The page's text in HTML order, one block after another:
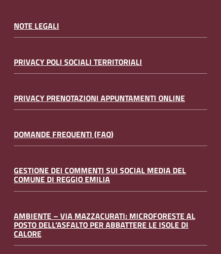
NOTE LEGALI
PRIVACY POLI SOCIALI TERRITORIALI
PRIVACY PRENOTAZIONI APPUNTAMENTI ONLINE
DOMANDE FREQUENTI (FAQ)
GESTIONE DEI COMMENTI SUI SOCIAL MEDIA DEL
COMUNE DI REGGIO EMILIA
AMBIENTE – VIA MAZZACURATI: MICROFORESTE AL
POSTO DELL’ASFALTO PER ABBATTERE LE ISOLE DI
CALORE